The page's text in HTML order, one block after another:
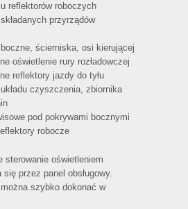
reflektorów roboczych
przyrządów
ścierniska, osi kierującej
oświetlenie rury rozładowczej
reflektory jazdy do tyłu
czyszczenia, zbiornika
pod pokrywami bocznymi
robocze
sterowanie oświetleniem
przez panel obsługowy.
szybko dokonać w